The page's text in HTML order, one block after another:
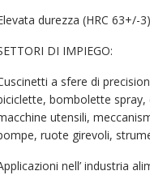
durezza (HRC 63+/-
DI IMPIEGO:
a sfere di
bombolette
utensili,
ruote girevoli,
nell’ industria